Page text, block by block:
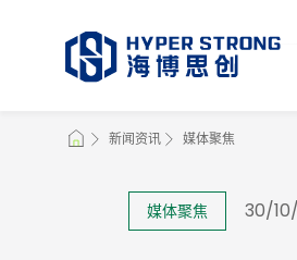
新闻资讯 媒体聚焦
媒体聚焦 30/